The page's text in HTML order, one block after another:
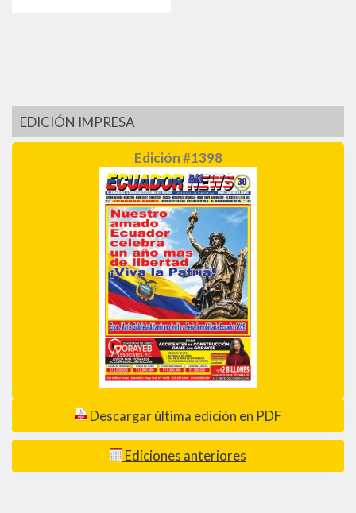
EDICIÓN IMPRESA
Edición #1398
Descargar última edición en PDF
Ediciones anteriores